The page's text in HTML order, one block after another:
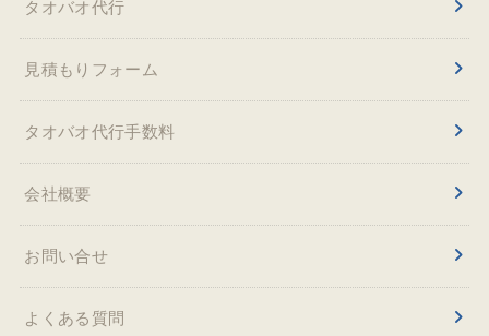
タオバオ代行
見積もりフォーム
タオバオ代行手数料
会社概要
お問い合せ
よくある質問